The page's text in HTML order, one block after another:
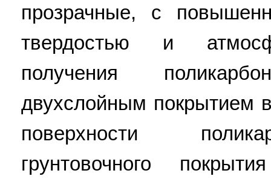
прозрачные, с
твердостью и
получения
двухслойным покрытием
поверхности
грунтовочного